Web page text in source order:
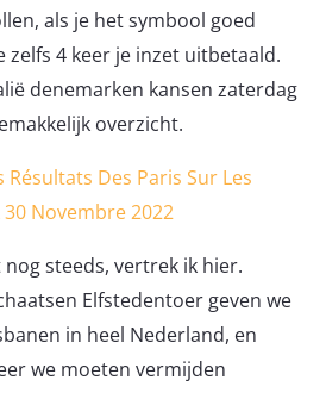
als je het symbool goed
zelfs 4 keer je inzet uitbetaald.
denemarken kansen zaterdag
overzicht.
Des Paris Sur Les
Novembre 2022
steeds, vertrek ik hier.
Elfstedentoer geven we
in heel Nederland, en
we moeten vermijden